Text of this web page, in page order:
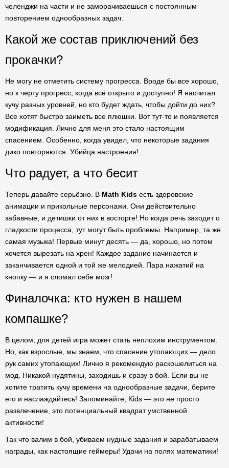
челенджи на части и не заморачиваешься с постоянным
повторением однообразных задач.
Какой же состав приключений без
прокачки?
Не могу не отметить систему прогресса. Вроде бы все хорошо,
но к черту прогресс, когда всё открыто и доступно! Я насчитал
кучу разных уровней, но кто будет ждать, чтобы дойти до них?
Все хотят быстро заиметь все плюшки. Вот тут-то и появляется
модификация. Лично для меня это стало настоящим
спасением. Особенно, когда увидел, что некоторые задания
дико повторяются. Убийца настроения!
Что радует, а что бесит
Теперь давайте серьёзно. В Math Kids есть здоровские
анимации и прикольные персонажи. Они действительно
забавные, и детишки от них в восторге! Но когда речь заходит о
гладкости процесса, тут могут быть проблемы. Например, та же
самая музыка! Первые минут десять — да, хорошо, но потом
хочется вырезать на хрен! Каждое задание начинается и
заканчивается одной и той же мелодией. Пара нажатий на
кнопку — и я сломал себе мозг!
Финалочка: кто нужен в нашем
компашке?
В целом, для детей игра может стать неплохим инструментом.
Но, как взрослые, мы знаем, что спасение утопающих — дело
рук самих утопающих! Лично я рекомендую раскошелиться на
мод. Никакой нудятины, заходишь и сразу в бой. Если вы не
хотите тратить кучу времени на однообразные задачи, берите
его и наслаждайтесь! Запоминайте, Kids — это не просто
развлечение, это потенциальный квадрат умственной
активности!
Так что валим в бой, убиваем нудные задания и зарабатываем
награды, как настоящие геймеры! Удачи на полях математики!